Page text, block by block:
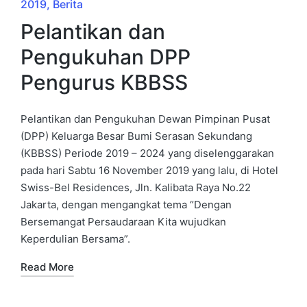
2019 Berita
Pelantikan dan
Pengukuhan DPP
Pengurus KBBSS
Pelantikan dan Pengukuhan Dewan Pimpinan Pusat
(DPP) Keluarga Besar Bumi Serasan Sekundang
(KBBSS) Periode 2019 – 2024 yang diselenggarakan
pada hari Sabtu 16 November 2019 yang lalu, di Hotel
Swiss-Bel Residences, Jln. Kalibata Raya No.22
Jakarta, dengan mengangkat tema “Dengan
Bersemangat Persaudaraan Kita wujudkan
Keperdulian Bersama”.
Read More